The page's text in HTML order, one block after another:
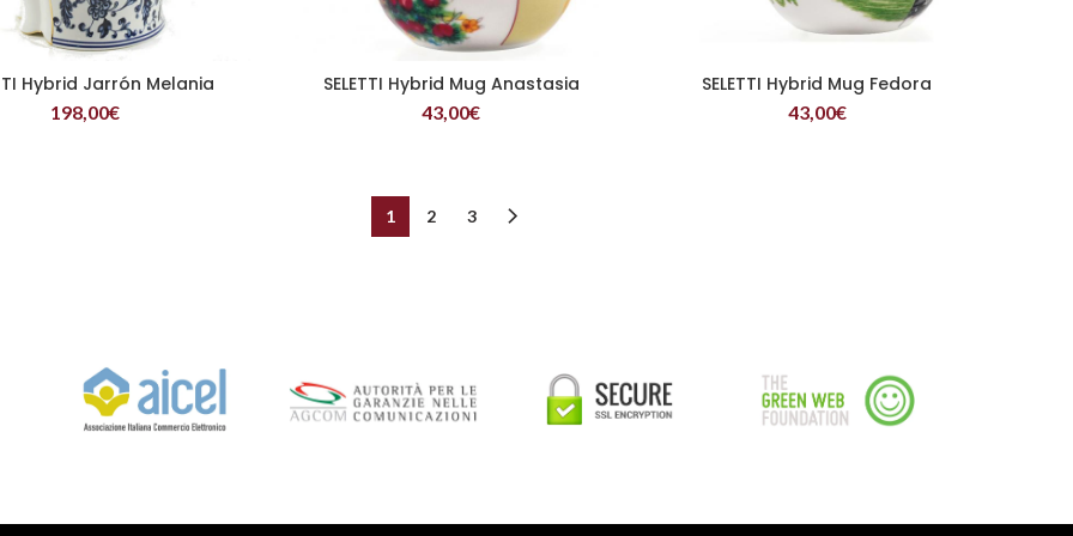
LEER MÁS
Hybrid Jarrón Melania
198,00€
LEER MÁS
SELETTI Hybrid Mug Anastasia
43,00€
LEER MÁS
SELETTI Hybrid Mug Fedora
43,00€
1 2 3